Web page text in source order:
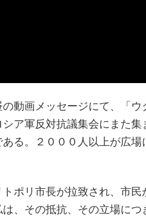
動画メッセージにて、「ウ
ア軍反対抗議集会にまた集
る。２０００人以上が広場
ポリ市長が拉致され、市民
、その抵抗、その立場につ